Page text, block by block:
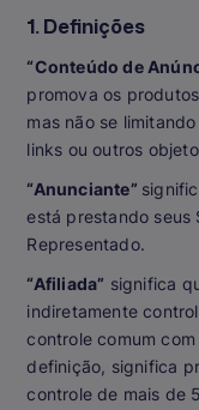
1. Definições
“Conteúdo de
promova os
mas não se
links ou outros
“Anunciante”
está prestando seus
Representado.
“Afiliada” significa
indiretamente
controle comum com
definição, significa
controle de mais de